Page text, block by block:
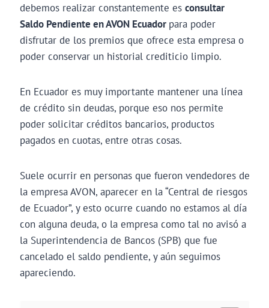
debemos realizar constantemente es consultar
Saldo Pendiente en AVON Ecuador para poder
disfrutar de los premios que ofrece esta empresa o
poder conservar un historial crediticio limpio.
En Ecuador es muy importante mantener una línea
de crédito sin deudas, porque eso nos permite
poder solicitar créditos bancarios, productos
pagados en cuotas, entre otras cosas.
Suele ocurrir en personas que fueron vendedores de
la empresa AVON, aparecer en la “Central de riesgos
de Ecuador”, y esto ocurre cuando no estamos al día
con alguna deuda, o la empresa como tal no avisó a
la Superintendencia de Bancos (SPB) que fue
cancelado el saldo pendiente, y aún seguimos
apareciendo.